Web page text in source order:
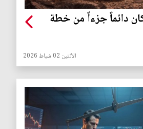
دائماً جزءاً من خطة
الأثنين 02 شباط 2026